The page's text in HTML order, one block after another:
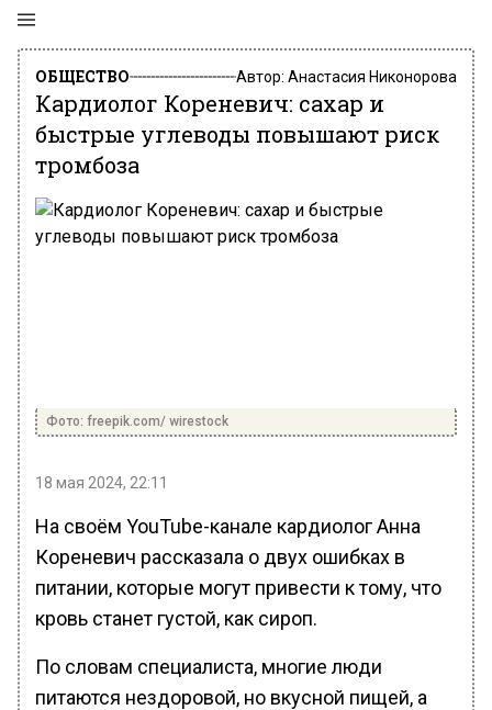
ОБЩЕСТВО Автор: Анастасия Никонорова
Кардиолог Кореневич: сахар и
быстрые углеводы повышают риск
тромбоза
Фото: freepik.com/ wirestock
18 мая 2024, 22:11
На своём YouTube-канале кардиолог Анна
Кореневич рассказала о двух ошибках в
питании, которые могут привести к тому, что
кровь станет густой, как сироп.
По словам специалиста, многие люди
питаются нездоровой, но вкусной пищей, а